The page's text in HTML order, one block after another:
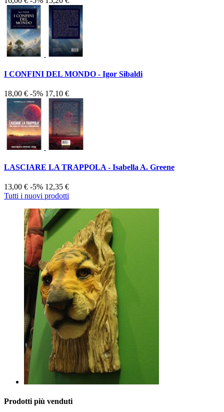
I CONFINI DEL MONDO - Igor Sibaldi
18,00 € -5% 17,10 €
LASCIARE LA TRAPPOLA - Isabella A. Greene
13,00 € -5% 12,35 €
Tutti i nuovi prodotti
Prodotti più venduti